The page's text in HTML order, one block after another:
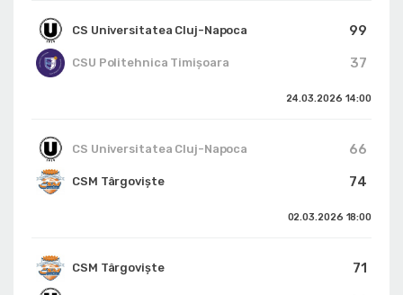
CS Universitatea Cluj-Napoca
99
37
CSU Politehnica Timișoara
24.03.2026 14:00
CS Universitatea Cluj-Napoca
66
74
CSM Târgoviște
02.03.2026 18:00
CSM Târgoviște
71